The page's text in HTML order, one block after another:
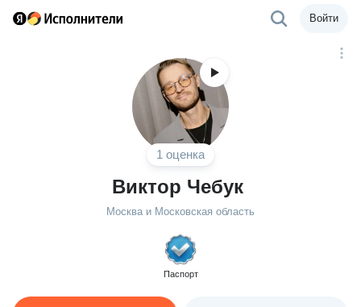
Войти
1 оценка
Виктор Чебук
Москва и Московская область
Паспорт